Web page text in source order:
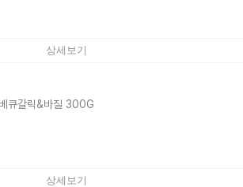
상세보기
큐갈릭&바질 300G
상세보기